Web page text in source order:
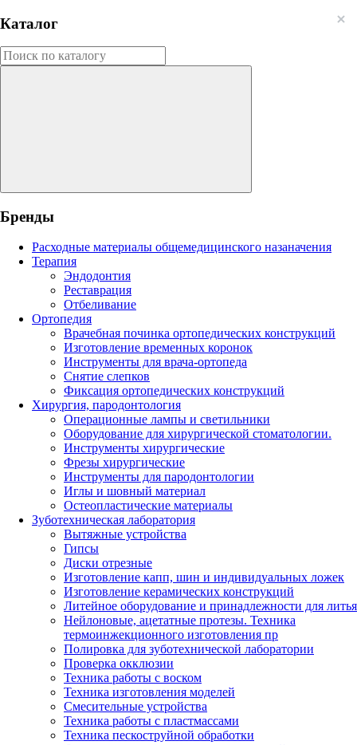
Каталог
Бренды
Расходные материалы общемедицинского назаначения
Терапия
Эндодонтия
Реставрация
Отбеливание
Ортопедия
Врачебная починка ортопедических конструкций
Изготовление временных коронок
Инструменты для врача-ортопеда
Снятие слепков
Фиксация ортопедических конструкций
Хирургия, пародонтология
Операционные лампы и светильники
Оборудование для хирургической стоматологии.
Инструменты хирургические
Фрезы хирургические
Инструменты для пародонтологии
Иглы и шовный материал
Остеопластические материалы
Зуботехническая лаборатория
Вытяжные устройства
Гипсы
Диски отрезные
Изготовление капп, шин и индивидуальных ложек
Изготовление керамических конструкций
Литейное оборудование и принадлежности для литья
Нейлоновые, ацетатные протезы. Техника
термоинжекционного изготовления пр
Полировка для зуботехнической лаборатории
Проверка окклюзии
Техника работы с воском
Техника изготовления моделей
Смесительные устройства
Техника работы с пластмассами
Техника пескоструйной обработки